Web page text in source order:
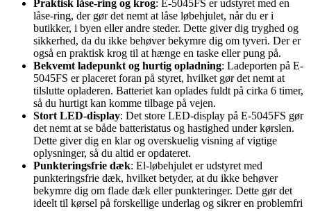
Praktisk låse-ring og krog: E-5045FS er udstyret med en
låse-ring, der gør det nemt at låse løbehjulet, når du er i
butikker, i byen eller andre steder. Dette giver dig tryghed og
sikkerhed, da du ikke behøver bekymre dig om tyveri. Der er
også en praktisk krog til at hænge en taske eller pung på.
Bekvemt ladepunkt og hurtig opladning: Ladeporten på E-
5045FS er placeret foran på styret, hvilket gør det nemt at
tilslutte opladeren. Batteriet kan oplades fuldt på cirka 6 timer,
så du hurtigt kan komme tilbage på vejen.
Stort LED-display: Det store LED-display på E-5045FS gør
det nemt at se både batteristatus og hastighed under kørslen.
Dette giver dig en klar og overskuelig visning af vigtige
oplysninger, så du altid er opdateret.
Punkteringsfrie dæk: El-løbehjulet er udstyret med
punkteringsfrie dæk, hvilket betyder, at du ikke behøver
bekymre dig om flade dæk eller punkteringer. Dette gør det
ideelt til kørsel på forskellige underlag og sikrer en problemfri